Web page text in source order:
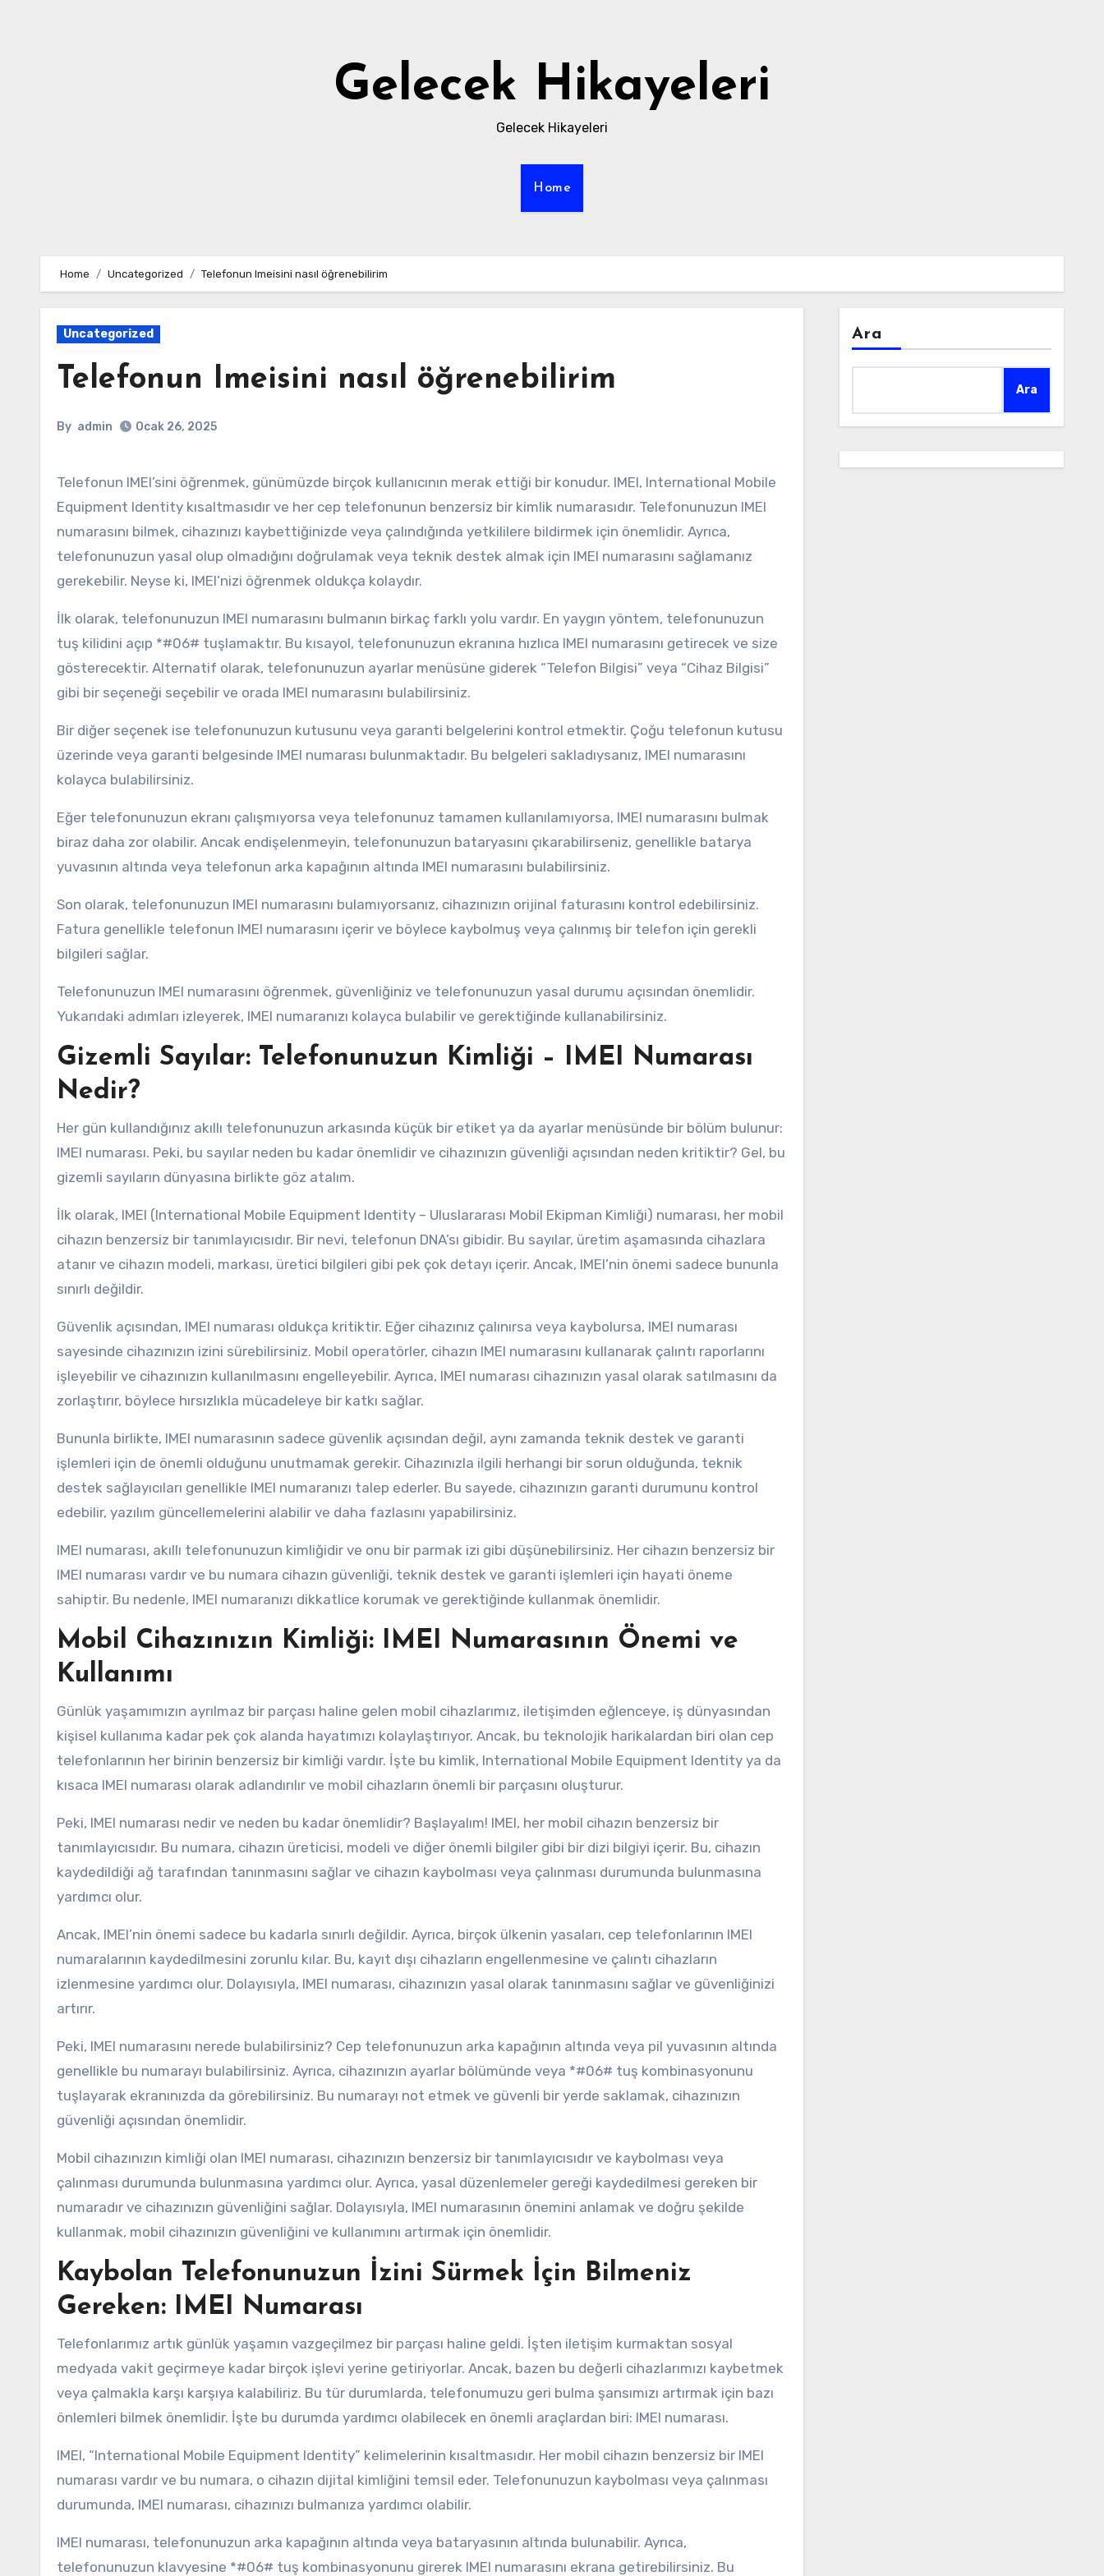
Gelecek Hikayeleri
Gelecek Hikayeleri
Home
Home Uncategorized Telefonun Imeisini nasıl öğrenebilirim
Uncategorized
Telefonun Imeisini nasıl öğrenebilirim
By admin Ocak 26, 2025
Telefonun IMEI’sini öğrenmek, günümüzde birçok kullanıcının merak ettiği bir konudur. IMEI, International Mobile
Equipment Identity kısaltmasıdır ve her cep telefonunun benzersiz bir kimlik numarasıdır. Telefonunuzun IMEI
numarasını bilmek, cihazınızı kaybettiğinizde veya çalındığında yetkililere bildirmek için önemlidir. Ayrıca,
telefonunuzun yasal olup olmadığını doğrulamak veya teknik destek almak için IMEI numarasını sağlamanız
gerekebilir. Neyse ki, IMEI’nizi öğrenmek oldukça kolaydır.
İlk olarak, telefonunuzun IMEI numarasını bulmanın birkaç farklı yolu vardır. En yaygın yöntem, telefonunuzun
tuş kilidini açıp *#06# tuşlamaktır. Bu kısayol, telefonunuzun ekranına hızlıca IMEI numarasını getirecek ve size
gösterecektir. Alternatif olarak, telefonunuzun ayarlar menüsüne giderek “Telefon Bilgisi” veya “Cihaz Bilgisi”
gibi bir seçeneği seçebilir ve orada IMEI numarasını bulabilirsiniz.
Bir diğer seçenek ise telefonunuzun kutusunu veya garanti belgelerini kontrol etmektir. Çoğu telefonun kutusu
üzerinde veya garanti belgesinde IMEI numarası bulunmaktadır. Bu belgeleri sakladıysanız, IMEI numarasını
kolayca bulabilirsiniz.
Eğer telefonunuzun ekranı çalışmıyorsa veya telefonunuz tamamen kullanılamıyorsa, IMEI numarasını bulmak
biraz daha zor olabilir. Ancak endişelenmeyin, telefonunuzun bataryasını çıkarabilirseniz, genellikle batarya
yuvasının altında veya telefonun arka kapağının altında IMEI numarasını bulabilirsiniz.
Son olarak, telefonunuzun IMEI numarasını bulamıyorsanız, cihazınızın orijinal faturasını kontrol edebilirsiniz.
Fatura genellikle telefonun IMEI numarasını içerir ve böylece kaybolmuş veya çalınmış bir telefon için gerekli
bilgileri sağlar.
Telefonunuzun IMEI numarasını öğrenmek, güvenliğiniz ve telefonunuzun yasal durumu açısından önemlidir.
Yukarıdaki adımları izleyerek, IMEI numaranızı kolayca bulabilir ve gerektiğinde kullanabilirsiniz.
Gizemli Sayılar: Telefonunuzun Kimliği – IMEI Numarası
Nedir?
Her gün kullandığınız akıllı telefonunuzun arkasında küçük bir etiket ya da ayarlar menüsünde bir bölüm bulunur:
IMEI numarası. Peki, bu sayılar neden bu kadar önemlidir ve cihazınızın güvenliği açısından neden kritiktir? Gel, bu
gizemli sayıların dünyasına birlikte göz atalım.
İlk olarak, IMEI (International Mobile Equipment Identity – Uluslararası Mobil Ekipman Kimliği) numarası, her mobil
cihazın benzersiz bir tanımlayıcısıdır. Bir nevi, telefonun DNA’sı gibidir. Bu sayılar, üretim aşamasında cihazlara
atanır ve cihazın modeli, markası, üretici bilgileri gibi pek çok detayı içerir. Ancak, IMEI’nin önemi sadece bununla
sınırlı değildir.
Güvenlik açısından, IMEI numarası oldukça kritiktir. Eğer cihazınız çalınırsa veya kaybolursa, IMEI numarası
sayesinde cihazınızın izini sürebilirsiniz. Mobil operatörler, cihazın IMEI numarasını kullanarak çalıntı raporlarını
işleyebilir ve cihazınızın kullanılmasını engelleyebilir. Ayrıca, IMEI numarası cihazınızın yasal olarak satılmasını da
zorlaştırır, böylece hırsızlıkla mücadeleye bir katkı sağlar.
Bununla birlikte, IMEI numarasının sadece güvenlik açısından değil, aynı zamanda teknik destek ve garanti
işlemleri için de önemli olduğunu unutmamak gerekir. Cihazınızla ilgili herhangi bir sorun olduğunda, teknik
destek sağlayıcıları genellikle IMEI numaranızı talep ederler. Bu sayede, cihazınızın garanti durumunu kontrol
edebilir, yazılım güncellemelerini alabilir ve daha fazlasını yapabilirsiniz.
IMEI numarası, akıllı telefonunuzun kimliğidir ve onu bir parmak izi gibi düşünebilirsiniz. Her cihazın benzersiz bir
IMEI numarası vardır ve bu numara cihazın güvenliği, teknik destek ve garanti işlemleri için hayati öneme
sahiptir. Bu nedenle, IMEI numaranızı dikkatlice korumak ve gerektiğinde kullanmak önemlidir.
Mobil Cihazınızın Kimliği: IMEI Numarasının Önemi ve
Kullanımı
Günlük yaşamımızın ayrılmaz bir parçası haline gelen mobil cihazlarımız, iletişimden eğlenceye, iş dünyasından
kişisel kullanıma kadar pek çok alanda hayatımızı kolaylaştırıyor. Ancak, bu teknolojik harikalardan biri olan cep
telefonlarının her birinin benzersiz bir kimliği vardır. İşte bu kimlik, International Mobile Equipment Identity ya da
kısaca IMEI numarası olarak adlandırılır ve mobil cihazların önemli bir parçasını oluşturur.
Peki, IMEI numarası nedir ve neden bu kadar önemlidir? Başlayalım! IMEI, her mobil cihazın benzersiz bir
tanımlayıcısıdır. Bu numara, cihazın üreticisi, modeli ve diğer önemli bilgiler gibi bir dizi bilgiyi içerir. Bu, cihazın
kaydedildiği ağ tarafından tanınmasını sağlar ve cihazın kaybolması veya çalınması durumunda bulunmasına
yardımcı olur.
Ancak, IMEI’nin önemi sadece bu kadarla sınırlı değildir. Ayrıca, birçok ülkenin yasaları, cep telefonlarının IMEI
numaralarının kaydedilmesini zorunlu kılar. Bu, kayıt dışı cihazların engellenmesine ve çalıntı cihazların
izlenmesine yardımcı olur. Dolayısıyla, IMEI numarası, cihazınızın yasal olarak tanınmasını sağlar ve güvenliğinizi
artırır.
Peki, IMEI numarasını nerede bulabilirsiniz? Cep telefonunuzun arka kapağının altında veya pil yuvasının altında
genellikle bu numarayı bulabilirsiniz. Ayrıca, cihazınızın ayarlar bölümünde veya *#06# tuş kombinasyonunu
tuşlayarak ekranınızda da görebilirsiniz. Bu numarayı not etmek ve güvenli bir yerde saklamak, cihazınızın
güvenliği açısından önemlidir.
Mobil cihazınızın kimliği olan IMEI numarası, cihazınızın benzersiz bir tanımlayıcısıdır ve kaybolması veya
çalınması durumunda bulunmasına yardımcı olur. Ayrıca, yasal düzenlemeler gereği kaydedilmesi gereken bir
numaradır ve cihazınızın güvenliğini sağlar. Dolayısıyla, IMEI numarasının önemini anlamak ve doğru şekilde
kullanmak, mobil cihazınızın güvenliğini ve kullanımını artırmak için önemlidir.
Kaybolan Telefonunuzun İzini Sürmek İçin Bilmeniz
Gereken: IMEI Numarası
Telefonlarımız artık günlük yaşamın vazgeçilmez bir parçası haline geldi. İşten iletişim kurmaktan sosyal
medyada vakit geçirmeye kadar birçok işlevi yerine getiriyorlar. Ancak, bazen bu değerli cihazlarımızı kaybetmek
veya çalmakla karşı karşıya kalabiliriz. Bu tür durumlarda, telefonumuzu geri bulma şansımızı artırmak için bazı
önlemleri bilmek önemlidir. İşte bu durumda yardımcı olabilecek en önemli araçlardan biri: IMEI numarası.
IMEI, “International Mobile Equipment Identity” kelimelerinin kısaltmasıdır. Her mobil cihazın benzersiz bir IMEI
numarası vardır ve bu numara, o cihazın dijital kimliğini temsil eder. Telefonunuzun kaybolması veya çalınması
durumunda, IMEI numarası, cihazınızı bulmanıza yardımcı olabilir.
IMEI numarası, telefonunuzun arka kapağının altında veya bataryasının altında bulunabilir. Ayrıca,
telefonunuzun klavyesine *#06# tuş kombinasyonunu girerek IMEI numarasını ekrana getirebilirsiniz. Bu
Ara
Ara